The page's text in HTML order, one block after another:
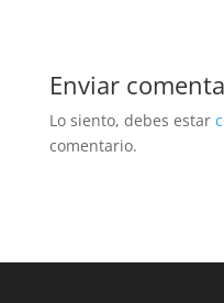
Enviar
Lo siento, debes estar
comentario.